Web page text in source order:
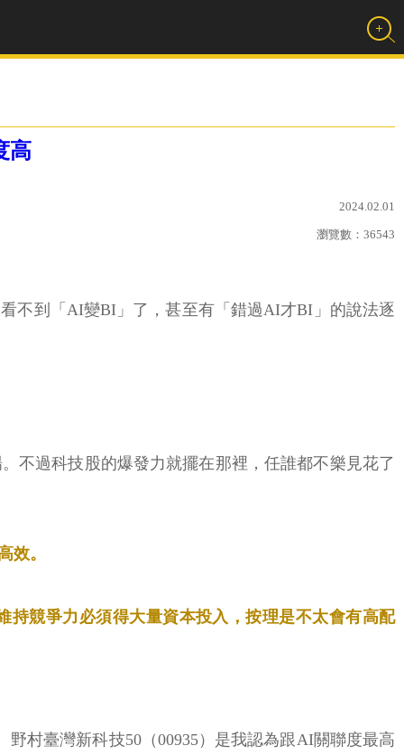
高
2024.02.01
瀏覽數： 36543
不到「AI變BI」了，甚至有「錯過AI才BI」的說法逐
不過科技股的爆發力就擺在那裡，任誰都不樂見花了
效。
持競爭力必須得大量資本投入，按理是不太會有高配
村臺灣新科技50（00935）是我認為跟AI關聯度最高